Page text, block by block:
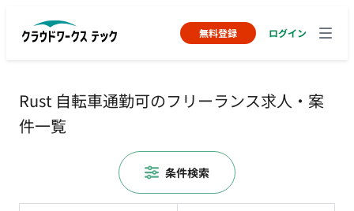
無料登録 ログイン
Rust 自転車通勤可のフリーランス求人・案
件一覧
条件検索